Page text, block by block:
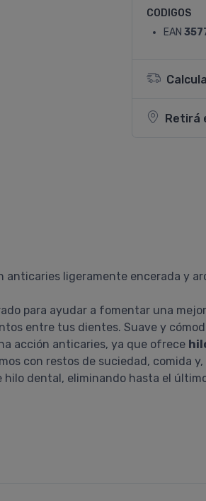
CODIGOS
EAN
Retirá
anticaries ligeramente encerada y
para ayudar a fomentar una
entre tus dientes. Suave y
acción anticaries, ya que ofrece
con restos de suciedad, comida
dental, eliminando hasta el